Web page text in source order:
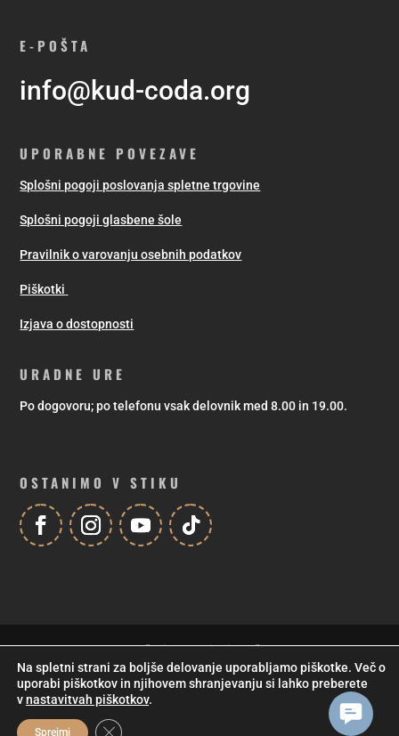
E-POŠTA
info@kud-coda.org
UPORABNE POVEZAVE
Splošni pogoji poslovanja spletne trgovine
Splošni pogoji glasbene šole
Pravilnik o varovanju osebnih podatkov
Piškotki
Izjava o dostopnosti
URADNE URE
Po dogovoru; po telefonu vsak delovnik med 8.00 in 19.00.
OSTANIMO V STIKU
Za vzpodbudno pomoč pri sofinanciranju društvenega programa se
zahvaljujemo Mestni občini Maribor! | Izdelava spletnih strani in
trgovin,vzdrževanje spletne strani © 2021, Kud Coda
Na spletni strani za boljše delovanje uporabljamo piškotke. Več o
uporabi piškotkov in njihovem shranjevanju si lahko preberete
vnastavitvah piškotkov.
Sprejmi Close GDPR Cookie Banner
Contact